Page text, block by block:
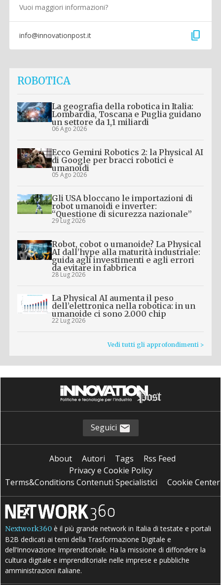
Vuoi maggiori informazioni?
info@innovationpost.it content_copy
ROBOTICA
La geografia della robotica in Italia:
Lombardia, Toscana e Puglia guidano
un settore da 1,1 miliardi
06 Ago 2026
Ecco Gemini Robotics 2: la Physical AI
di Google per bracci robotici e
umanoidi
05 Ago 2026
Gli USA bloccano le importazioni di
robot umanoidi e inverter:
“Questione di sicurezza nazionale”
29 Lug 2026
Robot, cobot o umanoide? La Physical
AI dall’hype alla maturità industriale:
guida agli investimenti e agli errori
da evitare in fabbrica
28 Lug 2026
La Physical AI aumenta il peso
dell’elettronica nella robotica: in un
umanoide ci sono 2.000 chip
22 Lug 2026
Vedi tutti gli approfondimenti >
Seguici
About Autori Tags
Rss Feed
Privacy e Cookie Policy
Terms&Conditions Contenuti Specialistici
Cookie Center
Nextwork360 è il più grande network in Italia di testate e portali
B2B dedicati ai temi della Trasformazione Digitale e
dell’Innovazione Imprenditoriale. Ha la missione di diffondere la
cultura digitale e imprenditoriale nelle imprese e pubbliche
amministrazioni italiane.